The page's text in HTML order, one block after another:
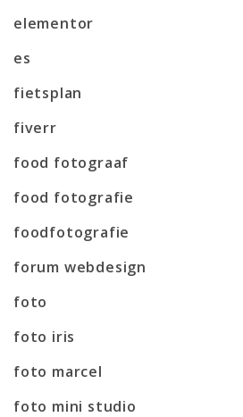
elementor
es
fietsplan
fiverr
food fotograaf
food fotografie
foodfotografie
forum webdesign
foto
foto iris
foto marcel
foto mini studio